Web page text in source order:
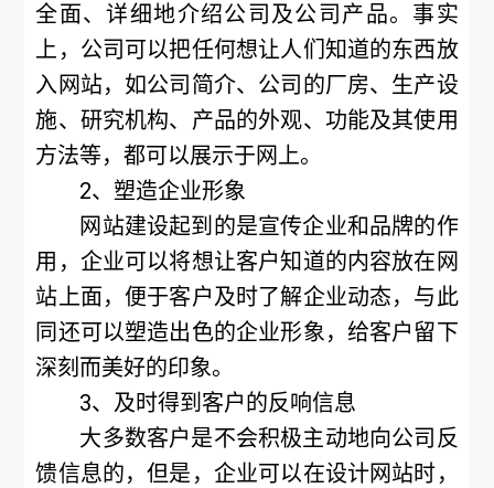
全面、详细地介绍公司及公司产品。事实
上，公司可以把任何想让人们知道的东西放
入网站，如公司简介、公司的厂房、生产设
施、研究机构、产品的外观、功能及其使用
方法等，都可以展示于网上。
2、塑造企业形象
网站建设起到的是宣传企业和品牌的作
用，企业可以将想让客户知道的内容放在网
站上面，便于客户及时了解企业动态，与此
同还可以塑造出色的企业形象，给客户留下
深刻而美好的印象。
3、及时得到客户的反响信息
大多数客户是不会积极主动地向公司反
馈信息的，但是，企业可以在设计网站时，